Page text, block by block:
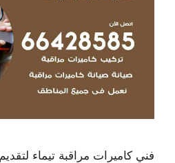
فني كاميرات مراقبة تيماء